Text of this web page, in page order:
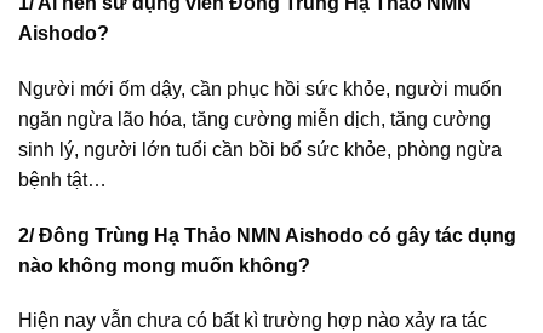
Aishodo?
Người mới ốm dậy, cần phục hồi sức khỏe, người muốn
ngăn ngừa lão hóa, tăng cường miễn dịch, tăng cường
sinh lý, người lớn tuổi cần bồi bổ sức khỏe, phòng ngừa
bệnh tật…
2/ Đông Trùng Hạ Thảo NMN Aishodo có gây tác dụng
nào không mong muốn không?
Hiện nay vẫn chưa có bất kì trường hợp nào xảy ra tác